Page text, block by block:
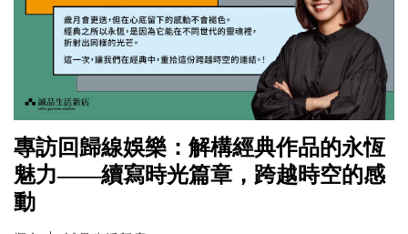
專訪回歸線娛樂：解構經典作品的永恆
魅力——續寫時光篇章，跨越時空的感
動